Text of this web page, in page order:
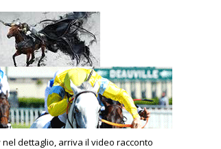
dettaglio, arriva il video racconto